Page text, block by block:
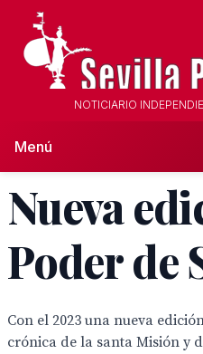
NOTICIARIO
Menú
Nueva
Poder de
Con el 2023 una nueva
crónica de la santa Misión y